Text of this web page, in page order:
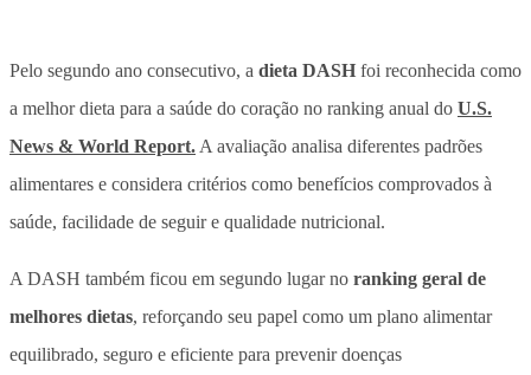
Pelo segundo ano consecutivo, a dieta DASH foi reconhecida como
a melhor dieta para a saúde do coração no ranking anual do U.S.
News & World Report. A avaliação analisa diferentes padrões
alimentares e considera critérios como benefícios comprovados à
saúde, facilidade de seguir e qualidade nutricional.
A DASH também ficou em segundo lugar no ranking geral de
melhores dietas, reforçando seu papel como um plano alimentar
equilibrado, seguro e eficiente para prevenir doenças